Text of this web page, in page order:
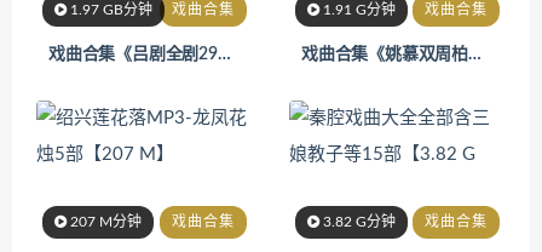
1.97 GB分钟 戏曲合集
戏曲合集《吕剧全剧29部MP3【1.97 GB】 》
1.91 G分钟 戏曲合集
戏曲合集《姚慕双周柏春滑稽戏艺术合集21部【1.91 G】》
207 M分钟 戏曲合集 3.82 G分钟 戏曲合集